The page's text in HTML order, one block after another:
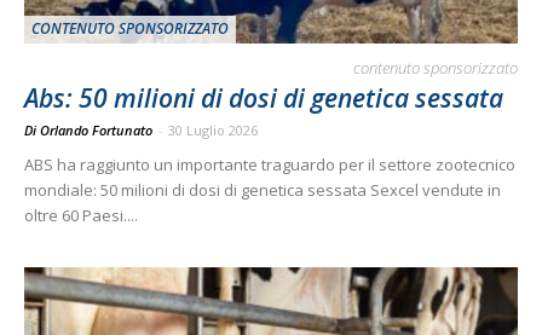
CONTENUTO SPONSORIZZATO
contenuto sponsorizzato
Abs: 50 milioni di dosi di genetica sessata
Di Orlando Fortunato - 30 Luglio 2026
ABS ha raggiunto un importante traguardo per il settore zootecnico
mondiale: 50 milioni di dosi di genetica sessata Sexcel vendute in
oltre 60 Paesi....